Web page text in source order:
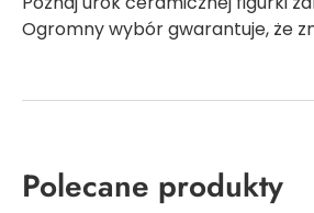
Ogromny wybór gwarantuje, że
Polecane produkty